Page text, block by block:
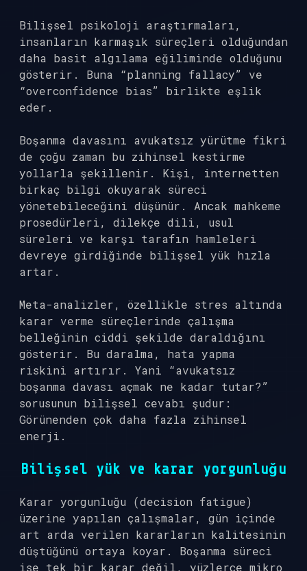
Bilişsel psikoloji araştırmaları,
insanların karmaşık süreçleri olduğundan
daha basit algılama eğiliminde olduğunu
gösterir. Buna “planning fallacy” ve
“overconfidence bias” birlikte eşlik
eder.
Boşanma davasını avukatsız yürütme fikri
de çoğu zaman bu zihinsel kestirme
yollarla şekillenir. Kişi, internetten
birkaç bilgi okuyarak süreci
yönetebileceğini düşünür. Ancak mahkeme
prosedürleri, dilekçe dili, usul
süreleri ve karşı tarafın hamleleri
devreye girdiğinde bilişsel yük hızla
artar.
Meta-analizler, özellikle stres altında
karar verme süreçlerinde çalışma
belleğinin ciddi şekilde daraldığını
gösterir. Bu daralma, hata yapma
riskini artırır. Yani “avukatsız
boşanma davası açmak ne kadar tutar?”
sorusunun bilişsel cevabı şudur:
Görünenden çok daha fazla zihinsel
enerji.
Bilişsel yük ve karar yorgunluğu
Karar yorgunluğu (decision fatigue)
üzerine yapılan çalışmalar, gün içinde
art arda verilen kararların kalitesinin
düştüğünü ortaya koyar. Boşanma süreci
ise tek bir karar değil, yüzlerce mikro